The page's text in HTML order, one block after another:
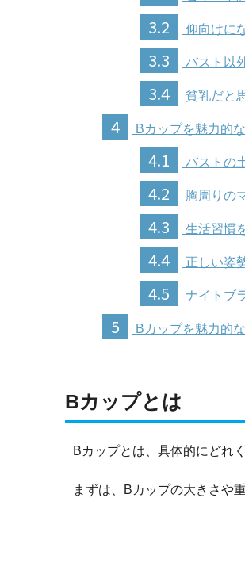
3.2 仰向けに
3.3 バスト以
3.4 貧乳だと
4 Bカップを魅力的
4.1 バストの
4.2 胸周りの
4.3 生活習慣
4.4 正しい姿
4.5 ナイトブ
5 Bカップを魅力的
Bカップとは
Bカップとは、具体的にどれ
まずは、Bカップの大きさや